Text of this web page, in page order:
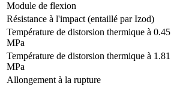
Module de flexion
Résistance à l'impact (entaillé par Izod)
Température de distorsion thermique à 0.45
MPa
Température de distorsion thermique à 1.81
MPa
Allongement à la rupture